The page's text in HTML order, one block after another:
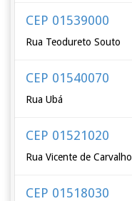
CEP 01539000
Rua Teodureto Souto
CEP 01540070
Rua Ubá
CEP 01521020
Rua Vicente de Carvalho
CEP 01518030